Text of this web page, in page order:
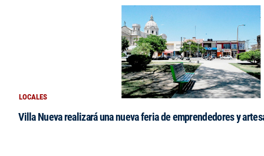
LOCALES
Villa Nueva realizará una nueva feria de emprendedores y